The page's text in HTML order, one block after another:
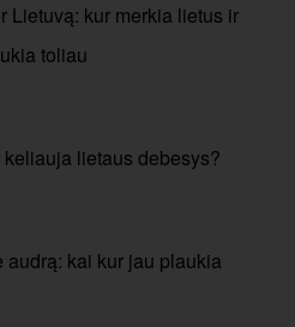
Lietuvą: kur merkia lietus ir
toliau
lietaus debesys?
kai kur jau plaukia